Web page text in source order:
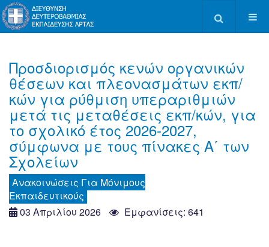
Προσδιορισμός κενών οργανικών
θέσεων και πλεονασμάτων εκπ/
κών για ρύθμιση υπεραριθμιών
μετά τις μεταθέσεις εκπ/κών, για
το σχολικό έτος 2026-2027,
σύμφωνα με τους πίνακες Α΄ των
Σχολείων
Aνακοινώσεις Για Μόνιμους
Εκπαιδευτικούς
03 Απριλίου 2026
Εμφανίσεις: 641